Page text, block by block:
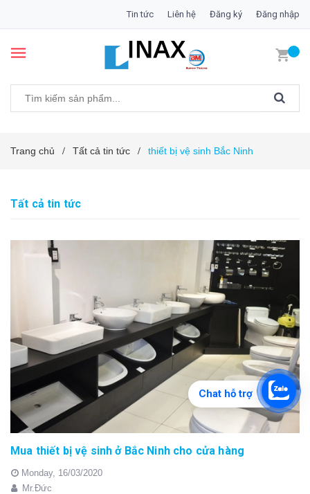
Tin tức Liên hệ Đăng ký Đăng nhập
Trang chủ / Tất cả tin tức / thiết bị vệ sinh Bắc Ninh
Tất cả tin tức
Mua thiết bị vệ sinh ở Bắc Ninh cho cửa hàng
Monday, 16/03/2020
Mr.Đức
Chat hỗ trợ